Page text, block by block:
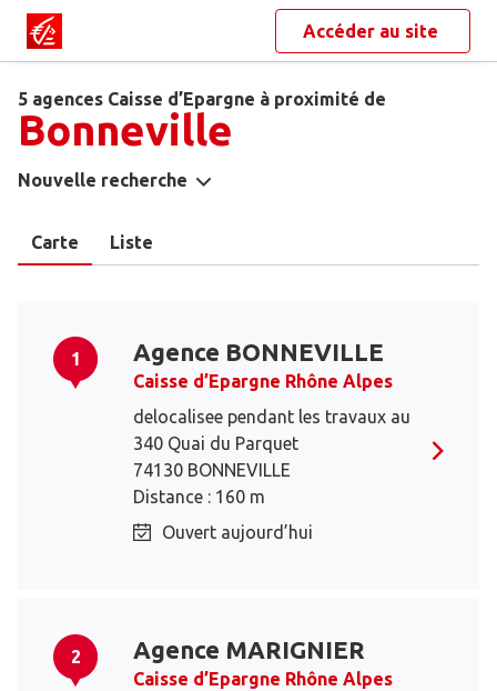
Accéder au site
5 agences Caisse d’Epargne à proximité de
Bonneville
Nouvelle recherche
Carte Liste
1 Agence BONNEVILLE
Caisse d’Epargne Rhône Alpes
delocalisee pendant les travaux au
340 Quai du Parquet
74130 BONNEVILLE
Distance : 160 m
Ouvert aujourd’hui
2 Agence MARIGNIER
Caisse d’Epargne Rhône Alpes